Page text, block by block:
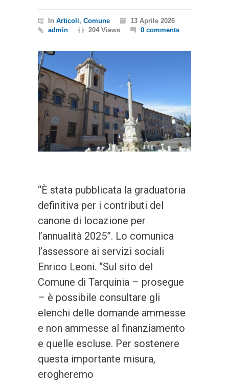
In Articoli, Comune
13 Aprile 2026
admin
204 Views 0 comments
“È stata pubblicata la graduatoria
definitiva per i contributi del
canone di locazione per
l’annualità 2025”. Lo comunica
l’assessore ai servizi sociali
Enrico Leoni. “Sul sito del
Comune di Tarquinia – prosegue
– è possibile consultare gli
elenchi delle domande ammesse
e non ammesse al finanziamento
e quelle escluse. Per sostenere
questa importante misura,
erogheremo